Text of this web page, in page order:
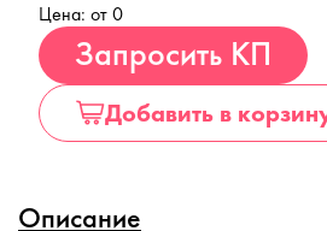
Цена: от 0
Запросить КП
Добавить в
Описание